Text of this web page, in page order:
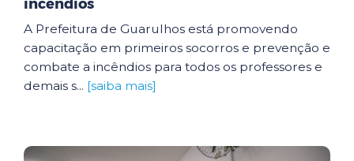
incêndios
A Prefeitura de Guarulhos está promovendo
capacitação em primeiros socorros e prevenção e
combate a incêndios para todos os professores e
demais s... [saiba mais]